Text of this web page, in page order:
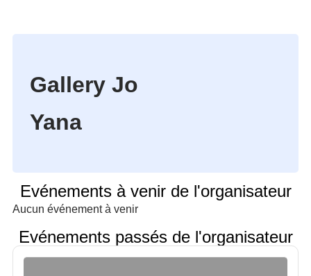
Gallery Jo
Yana
Evénements à venir de l'organisateur
Aucun événement à venir
Evénements passés de l'organisateur